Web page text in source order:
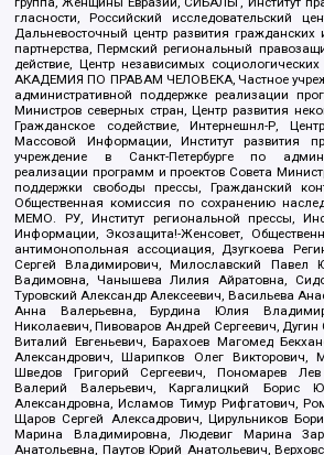
гласности, Российский исследовательский
Дальневосточный центр развития гражданских
партнерства, Пермский региональный
действие, Центр независимых
АКАДЕМИЯ ПО ПРАВАМ ЧЕЛОВЕКА, Частное
административной поддержке реализации
Министров северных стран, Центр развития
Гражданское содействие, Интернешнл-Р,
Массовой Информации, Институт развития
учреждение в Санкт-Петербурге по
реализации программ и проектов Совета
поддержки свободы прессы, Гражданский
Общественная комиссия по сохранению
МЕМО. РУ, Институт региональной прессы,
Информации, Экозащита!-Женсовет,
антимонопольная ассоциация, Дзугкоева
Сергей Владимирович, Милославский Павел
Вадимовна, Чанышева Лилия Айратовна,
Туровский Александр Алексеевич, Васильева
Анна Валерьевна, Бурдина Юлия
Николаевич, Пивоваров Андрей Сергеевич, Дугин
Виталий Евгеньевич, Барахоев Магомед
Александрович, Шарипков Олег Викторович,
Шведов Григорий Сергеевич, Пономарев
Валерий Валерьевич, Каргалицкий Борис
Александровна, Исламов Тимур Рифгатович,
Щаров Сергей Алексадрович, Цирульников
Марина Владимировна, Людевиг Марина
Анатольевна, Паутов Юрий Анатольевич,